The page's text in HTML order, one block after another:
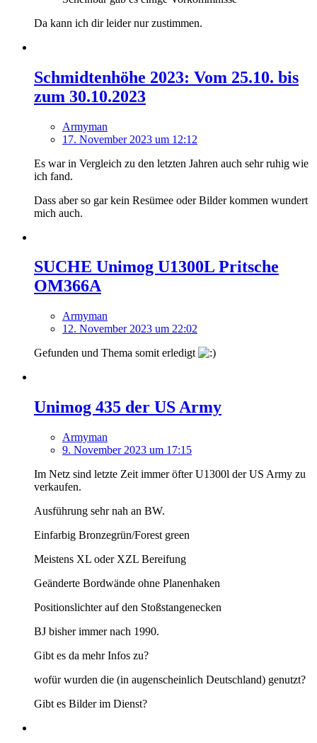
Da kann ich dir leider nur zustimmen.
Schmidtenhöhe 2023: Vom 25.10. bis
zum 30.10.2023
Armyman
17. November 2023 um 12:12
Es war in Vergleich zu den letzten Jahren auch sehr ruhig wie
ich fand.
Dass aber so gar kein Resümee oder Bilder kommen wundert
mich auch.
SUCHE Unimog U1300L Pritsche
OM366A
Armyman
12. November 2023 um 22:02
Gefunden und Thema somit erledigt
Unimog 435 der US Army
Armyman
9. November 2023 um 17:15
Im Netz sind letzte Zeit immer öfter U1300l der US Army zu
verkaufen.
Ausführung sehr nah an BW.
Einfarbig Bronzegrün/Forest green
Meistens XL oder XZL Bereifung
Geänderte Bordwände ohne Planenhaken
Positionslichter auf den Stoßstangenecken
BJ bisher immer nach 1990.
Gibt es da mehr Infos zu?
wofür wurden die (in augenscheinlich Deutschland) genutzt?
Gibt es Bilder im Dienst?